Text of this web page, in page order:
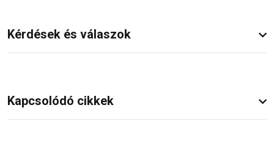
Kérdések és válaszok
Kapcsolódó cikkek